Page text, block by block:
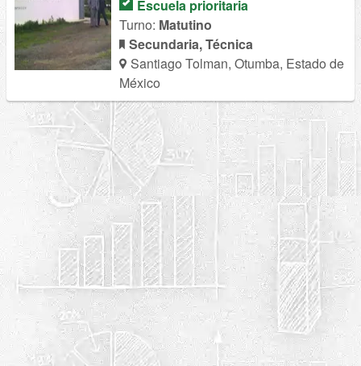
Escuela prioritaria
Turno: Matutino
Secundaria, Técnica
Santiago Tolman, Otumba, Estado de
México